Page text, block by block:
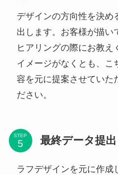
デザインの方向性を決め
出します。お客様が描い
ヒアリングの際にお教え
イメージがなくとも、こ
容を元に提案させていた
ださい。
STEP 最終データ提出
ラフデザインを元に作成